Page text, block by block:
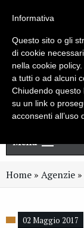
Newsletter
Menu
Home » Agenzie »
02 Maggio 2017
Informativa
Questo sito o gli
di cookie
nella cookie
a tutti o ad alcuni
Chiudendo
su un link o
acconsenti all’uso